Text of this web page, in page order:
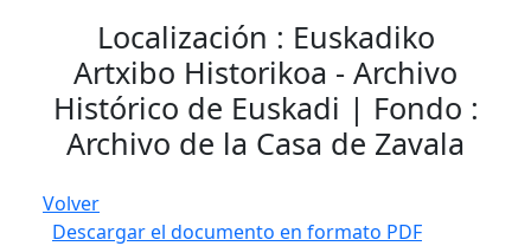
Localización : Euskadiko
Artxibo Historikoa - Archivo
Histórico de Euskadi | Fondo :
Archivo de la Casa de Zavala
Volver
Descargar el documento en formato PDF